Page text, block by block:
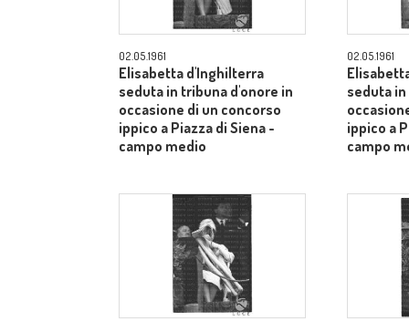
02.05.1961
Elisabetta d'Inghilterra
seduta in tribuna d'onore in
occasione di un concorso
ippico a Piazza di Siena -
campo medio
02.05.1961
seduta
ippico a
campo